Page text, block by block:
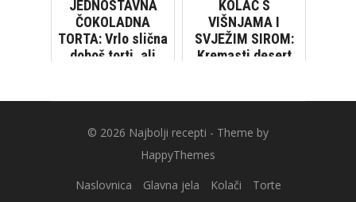
JEDNOSTAVNA
ČOKOLADNA
TORTA: Vrlo slična
doboš torti, ali
KOLAČ S
VIŠNJAMA I
SVJEŽIM SIROM:
Kremasti desert
© 2026 Najbolji recepti - Theme by
HappyThemes
Naslovnica
Glavna jela Kolači
Torte